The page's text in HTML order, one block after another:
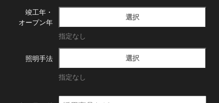
竣工年・
オープン年
選択
指定なし
照明手法 選択
指定なし